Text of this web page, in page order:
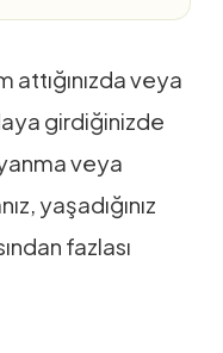
attığınızda veya
girdiğinizde
veya
yaşadığınız
fazlası